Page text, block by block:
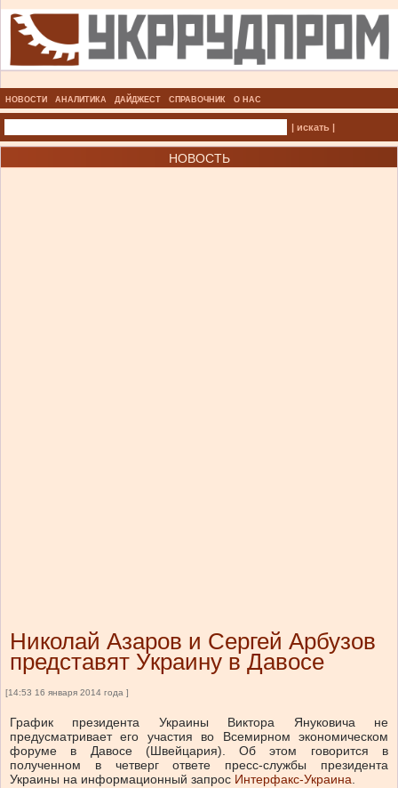
НОВОСТИ АНАЛИТИКА ДАЙДЖЕСТ СПРАВОЧНИК О НАС
| искать |
НОВОСТЬ
Николай Азаров и Сергей Арбузов
представят Украину в Давосе
[14:53 16 января 2014 года ]
График президента Украины Виктора Януковича не
предусматривает его участия во Всемирном экономическом
форуме в Давосе (Швейцария). Об этом говорится в
полученном в четверг ответе пресс-службы президента
Украины на информационный запрос Интерфакс-Украина.